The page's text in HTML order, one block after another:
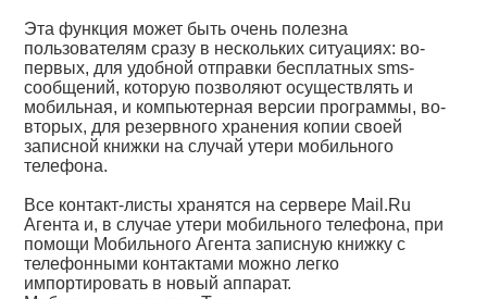
Эта функция может быть очень полезна
пользователям сразу в нескольких ситуациях: во-
первых, для удобной отправки бесплатных sms-
сообщений, которую позволяют осуществлять и
мобильная, и компьютерная версии программы, во-
вторых, для резервного хранения копии своей
записной книжки на случай утери мобильного
телефона.
Все контакт-листы хранятся на сервере Mail.Ru
Агента и, в случае утери мобильного телефона, при
помощи Мобильного Агента записную книжку с
телефонными контактами можно легко
импортировать в новый аппарат.